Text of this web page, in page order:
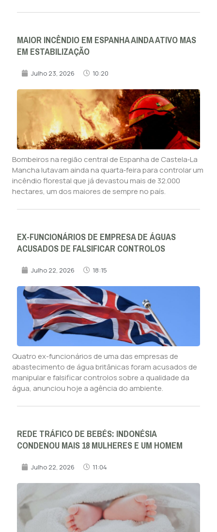
MAIOR INCÊNDIO EM ESPANHA AINDA ATIVO MAS
EM ESTABILIZAÇÃO
Julho 23, 2026 10:20
Bombeiros na região central de Espanha de Castela‑La
Mancha lutavam ainda na quarta‑feira para controlar um
incêndio florestal que já devastou mais de 32.000
hectares, um dos maiores de sempre no país.
EX-FUNCIONÁRIOS DE EMPRESA DE ÁGUAS
ACUSADOS DE FALSIFICAR CONTROLOS
Julho 22, 2026 18:15
Quatro ex-funcionários de uma das empresas de
abastecimento de água britânicas foram acusados de
manipular e falsificar controlos sobre a qualidade da
água, anunciou hoje a agência do ambiente.
REDE TRÁFICO DE BEBÉS: INDONÉSIA
CONDENOU MAIS 18 MULHERES E UM HOMEM
Julho 22, 2026 11:04